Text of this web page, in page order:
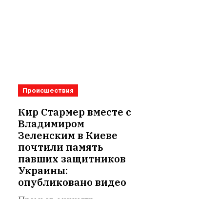
Происшествия
Кир Стармер вместе с
Владимиром
Зеленским в Киеве
почтили память
павших защитников
Украины:
опубликовано видео